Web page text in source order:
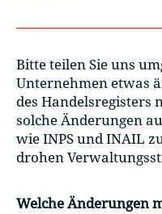
Bitte teilen Sie uns
Unternehmen etwas
des Handelsregisters
solche Änderungen
wie INPS und INAIL
drohen
Welche Änderungen